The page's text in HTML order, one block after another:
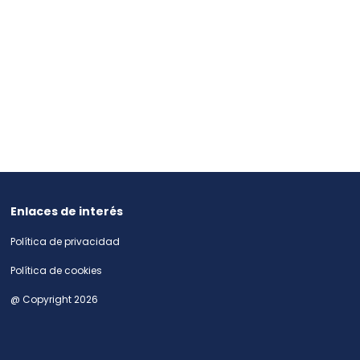
Enlaces de interés
Política de privacidad
Política de cookies
@ Copyright 2026